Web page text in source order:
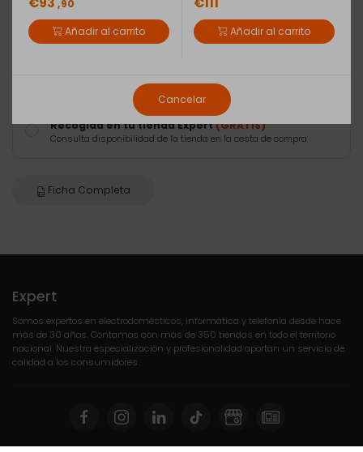
Tipo de envío
Entrega en domicilio
Recogida en tu tienda Expert(GRATIS)
Consulta disponibilidad de la tienda en la cesta de compra
Ficha Completa
Expert
Somos expertos en electrodomésticos, informática y telefonía desde hace
más de 30 años. Contamos con más de 350 tiendas en todo el territorio
nacional. Nuestra especialización y profesionalidad aportan un servicio de
calidad a los consumidores.
,90
Añadir al carrito Añadir al carrito
Cancelar